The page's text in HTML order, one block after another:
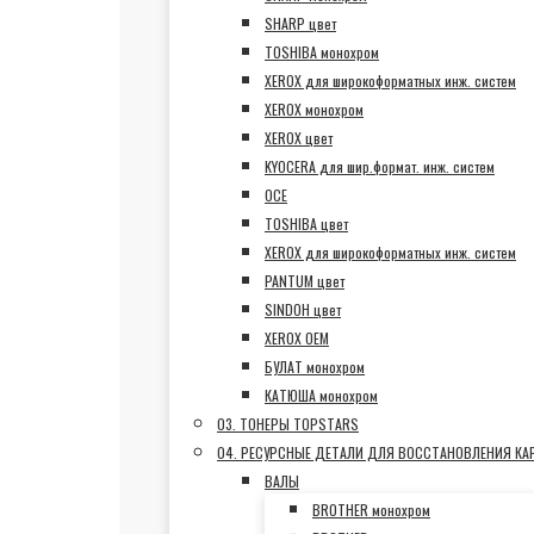
SHARP цвет
TOSHIBA монохром
XEROX для широкоформатных инж. систем
XEROX монохром
XEROX цвет
KYOCERA для шир.формат. инж. систем
OCE
TOSHIBA цвет
XEROX для широкоформатных инж. систем
PANTUM цвет
SINDOH цвет
XEROX OEM
БУЛАТ монохром
КАТЮША монохром
03. ТОНЕРЫ TOPSTARS
04. РЕСУРСНЫЕ ДЕТАЛИ ДЛЯ ВОССТАНОВЛЕНИЯ
ВАЛЫ
BROTHER монохром